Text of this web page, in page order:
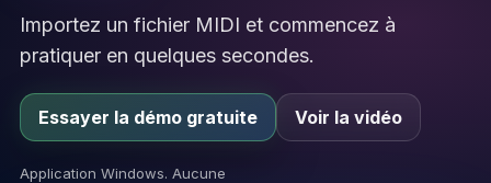
Importez un fichier MIDI et commencez à
pratiquer en quelques secondes.
Essayer la démo gratuite Voir la vidéo
Application Windows. Aucune